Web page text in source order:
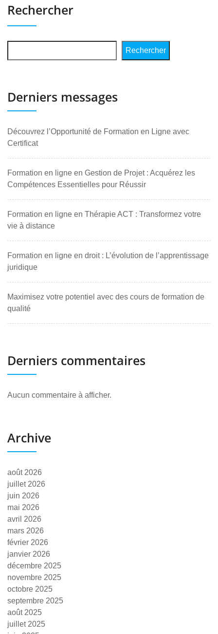
Rechercher
Rechercher
Derniers messages
Découvrez l’Opportunité de Formation en Ligne avec
Certificat
Formation en ligne en Gestion de Projet : Acquérez les
Compétences Essentielles pour Réussir
Formation en ligne en Thérapie ACT : Transformez votre
vie à distance
Formation en ligne en droit : L’évolution de l’apprentissage
juridique
Maximisez votre potentiel avec des cours de formation de
qualité
Derniers commentaires
Aucun commentaire à afficher.
Archive
août 2026
juillet 2026
juin 2026
mai 2026
avril 2026
mars 2026
février 2026
janvier 2026
décembre 2025
novembre 2025
octobre 2025
septembre 2025
août 2025
juillet 2025